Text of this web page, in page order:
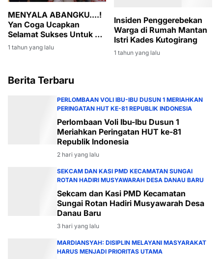
MENYALA ABANGKU....!
Yan Coga Ucapkan
Selamat Sukses Untuk H.
Herman Deru Dan H. Cik
Ujang Sebagai Gubernur
1 tahun yang lalu
Insiden Penggerebekan
Warga di Rumah Mantan
Istri Kades Kutogirang
1 tahun yang lalu
Berita Terbaru
PERLOMBAAN VOLI IBU-IBU DUSUN 1 MERIAHKAN
PERINGATAN HUT KE-81 REPUBLIK INDONESIA
Perlombaan Voli Ibu-Ibu Dusun 1
Meriahkan Peringatan HUT ke-81
Republik Indonesia
2 hari yang lalu
SEKCAM DAN KASI PMD KECAMATAN SUNGAI
ROTAN HADIRI MUSYAWARAH DESA DANAU BARU
Sekcam dan Kasi PMD Kecamatan
Sungai Rotan Hadiri Musyawarah Desa
Danau Baru
3 hari yang lalu
MARDIANSYAH: DISIPLIN MELAYANI MASYARAKAT
HARUS MENJADI PRIORITAS UTAMA